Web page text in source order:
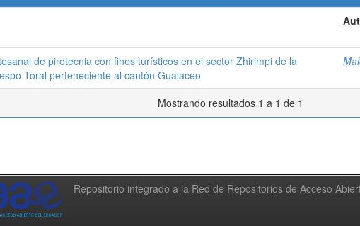
de pirotecnia con fines turísticos en el sector Zhirimpi de la
Toral perteneciente al cantón Gualaceo
Mostrando resultados 1 a 1 de 1
Repositorio integrado a la Red de Repositorios de Acceso